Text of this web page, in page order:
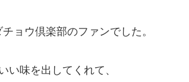
ョウ倶楽部のファンでした。
い味を出してくれて、